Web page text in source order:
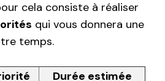
cela consiste à réaliser
qui vous donnera une
temps.
Durée estimée